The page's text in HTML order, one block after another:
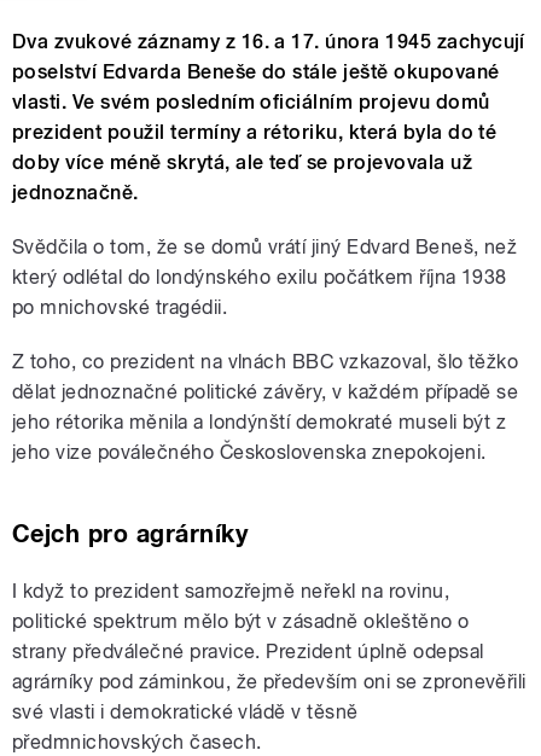
Dva zvukové záznamy z 16. a 17. února 1945 zachycují
poselství Edvarda Beneše do stále ještě okupované
vlasti. Ve svém posledním oficiálním projevu domů
prezident použil termíny a rétoriku, která byla do té
doby více méně skrytá, ale teď se projevovala už
jednoznačně.
Svědčila o tom, že se domů vrátí jiný Edvard Beneš, než
který odlétal do londýnského exilu počátkem října 1938
po mnichovské tragédii.
Z toho, co prezident na vlnách BBC vzkazoval, šlo těžko
dělat jednoznačné politické závěry, v každém případě se
jeho rétorika měnila a londýnští demokraté museli být z
jeho vize poválečného Československa znepokojeni.
Cejch pro agrárníky
I když to prezident samozřejmě neřekl na rovinu,
politické spektrum mělo být v zásadně okleštěno o
strany předválečné pravice. Prezident úplně odepsal
agrárníky pod záminkou, že především oni se zpronevěřili
své vlasti i demokratické vládě v těsně
předmnichovských časech.